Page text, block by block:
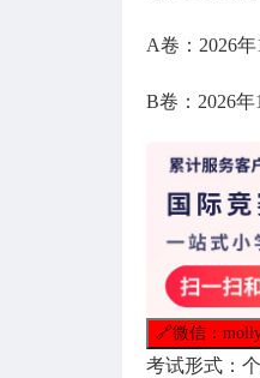
A卷：2026年
B卷：2026年
🔗微信：
考试形式：